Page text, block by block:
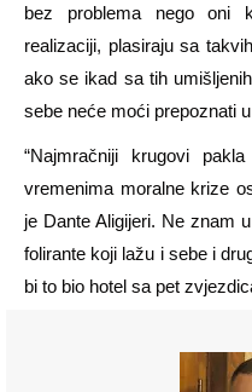
bez problema nego oni
realizaciji, plasiraju sa
ako se ikad sa tih
sebe neće moći prepoznati
“Najmračniji krugovi
vremenima moralne krize
je Dante Aligijeri. Ne znam
folirante koji lažu i sebe i
bi to bio hotel sa pet